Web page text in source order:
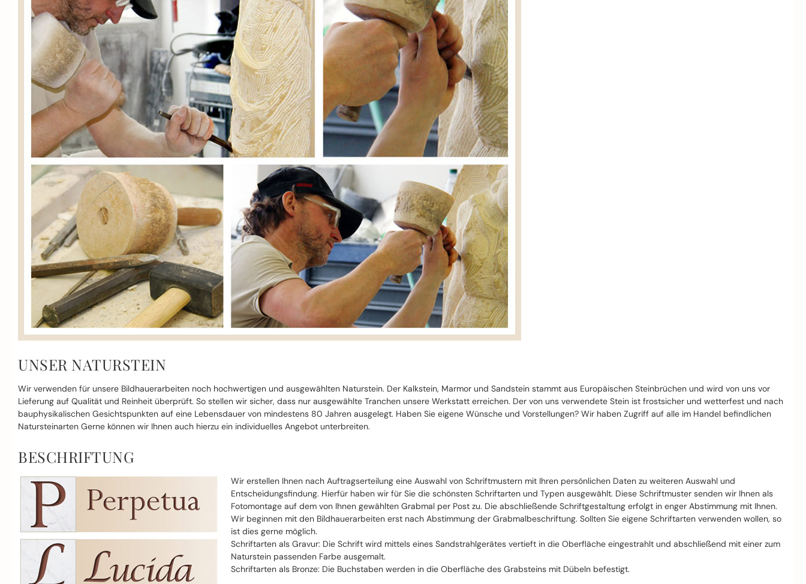
UNSER NATURSTEIN
Wir verwenden für unsere Bildhauerarbeiten noch hochwertigen und ausgewählten Naturstein. Der Kalkstein, Marmor und Sandstein stammt aus Europäischen Steinbrüchen und wird von uns vor
Lieferung auf Qualität und Reinheit überprüft. So stellen wir sicher, dass nur ausgewählte Tranchen unsere Werkstatt erreichen. Der von uns verwendete Stein ist frostsicher und wetterfest und nach
bauphysikalischen Gesichtspunkten auf eine Lebensdauer von mindestens 80 Jahren ausgelegt. Haben Sie eigene Wünsche und Vorstellungen? Wir haben Zugriff auf alle im Handel befindlichen
Natursteinarten Gerne können wir Ihnen auch hierzu ein individuelles Angebot unterbreiten.
BESCHRIFTUNG
Wir erstellen Ihnen nach Auftragserteilung eine Auswahl von Schriftmustern mit Ihren persönlichen Daten zu weiteren Auswahl und
Entscheidungsfindung. Hierfür haben wir für Sie die schönsten Schriftarten und Typen ausgewählt. Diese Schriftmuster senden wir Ihnen als
Fotomontage auf dem von Ihnen gewählten Grabmal per Post zu. Die abschließende Schriftgestaltung erfolgt in enger Abstimmung mit Ihnen.
Wir beginnen mit den Bildhauerarbeiten erst nach Abstimmung der Grabmalbeschriftung. Sollten Sie eigene Schriftarten verwenden wollen, so
ist dies gerne möglich.
Schriftarten als Gravur: Die Schrift wird mittels eines Sandstrahlgerätes vertieft in die Oberfläche eingestrahlt und abschließend mit einer zum
Naturstein passenden Farbe ausgemalt.
Schriftarten als Bronze: Die Buchstaben werden in die Oberfläche des Grabsteins mit Dübeln befestigt.